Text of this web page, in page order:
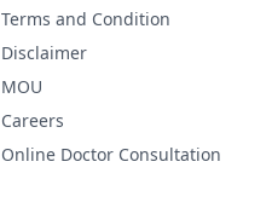
Terms and Condition
Disclaimer
MOU
Careers
Online Doctor Consultation